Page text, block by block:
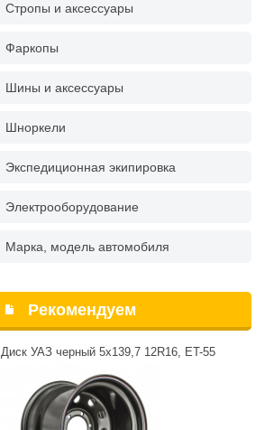
Стропы и аксессуары
Фаркопы
Шины и аксессуары
Шноркели
Экспедиционная экипировка
Электрооборудование
Марка, модель автомобиля
Рекомендуем
Диск УАЗ черный 5x139,7 12R16, ET-55